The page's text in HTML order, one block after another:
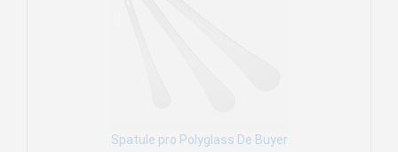
Spatule pro Polyglass De Buyer